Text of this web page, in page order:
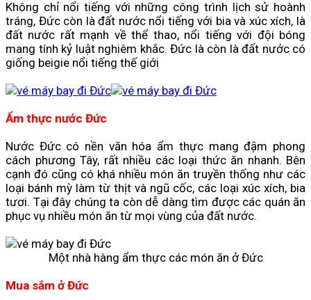
Không chỉ nổi tiếng với những công trình lịch sử hoành
tráng, Đức còn là đất nước nổi tiếng với bia và xúc xích, là
đất nước rất mạnh về thể thao, nổi tiếng với đội bóng
mang tính kỷ luật nghiêm khắc. Đức là còn là đất nước có
giống beigie nổi tiếng thế giới
Ẩm thực nước Đức
Nước Đức có nền văn hóa ẩm thực mang đậm phong
cách phương Tây, rất nhiều các loại thức ăn nhanh. Bên
cạnh đó cũng có khá nhiều món ăn truyền thống như các
loại bánh mỳ làm từ thịt và ngũ cốc, các loại xúc xích, bia
tươi. Tại đây chúng ta còn dễ dàng tìm được các quán ăn
phục vụ nhiều món ăn từ mọi vùng của đất nước.
Một nhà hàng ẩm thực các món ăn ở Đức
Mua sắm ở Đức